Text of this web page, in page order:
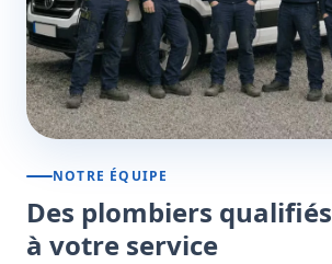
NOTRE ÉQUIPE
Des plombiers qualifiés
à votre service